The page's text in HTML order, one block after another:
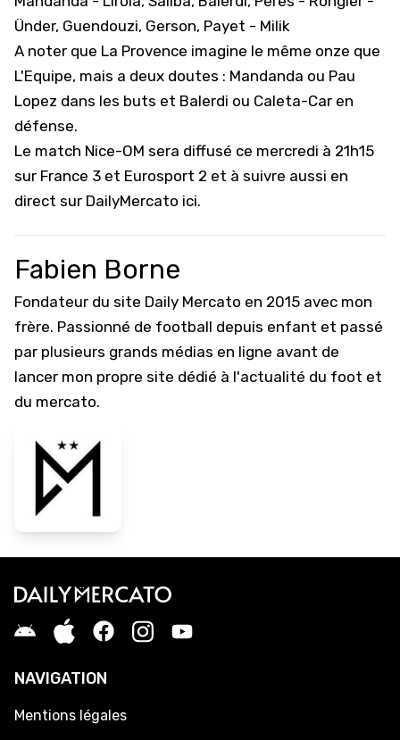
Ünder, Guendouzi, Gerson, Payet - Milik
A noter que La Provence imagine le même onze que
L'Equipe, mais a deux doutes : Mandanda ou Pau
Lopez dans les buts et Balerdi ou Caleta-Car en
défense.
Le match Nice-OM sera diffusé ce mercredi à 21h15
sur France 3 et Eurosport 2 et à suivre aussi en
direct sur DailyMercato ici.
Fabien Borne
Fondateur du site Daily Mercato en 2015 avec mon
frère. Passionné de football depuis enfant et passé
par plusieurs grands médias en ligne avant de
lancer mon propre site dédié à l'actualité du foot et
du mercato.
NAVIGATION
Mentions légales